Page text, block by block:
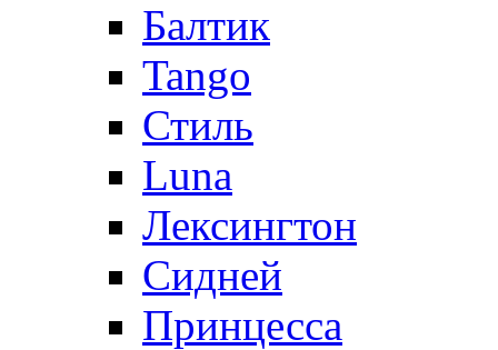
Балтик
Tango
Стиль
Luna
Лексингтон
Сидней
Принцесса